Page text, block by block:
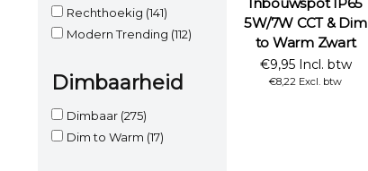
Rechthoekig (141)
Modern Trending (112)
Dimbaarheid
Dimbaar (275)
Dim to Warm (17)
5W/7W CCT & Dim
to Warm Zwart
€9,95 Incl. btw
€8,22 Excl. btw